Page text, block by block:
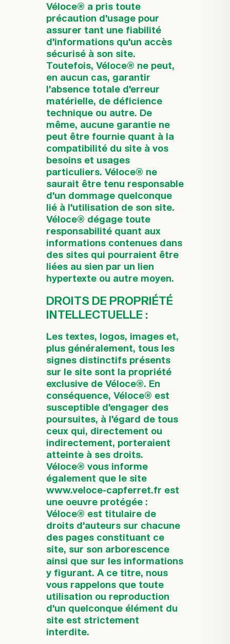
Véloce® a pris toute
précaution d'usage pour
assurer tant une fiabilité
d'informations qu'un accès
sécurisé à son site.
Toutefois, Véloce® ne peut,
en aucun cas, garantir
l'absence totale d'erreur
matérielle, de déficience
technique ou autre. De
même, aucune garantie ne
peut être fournie quant à la
compatibilité du site à vos
besoins et usages
particuliers. Véloce® ne
saurait être tenu responsable
d'un dommage quelconque
lié à l'utilisation de son site.
Véloce® dégage toute
responsabilité quant aux
informations contenues dans
des sites qui pourraient être
liées au sien par un lien
hypertexte ou autre moyen.
DROITS DE PROPRIÉTÉ
INTELLECTUELLE :
Les textes, logos, images et,
plus généralement, tous les
signes distinctifs présents
sur le site sont la propriété
exclusive de Véloce®. En
conséquence, Véloce® est
susceptible d'engager des
poursuites, à l'égard de tous
ceux qui, directement ou
indirectement, porteraient
atteinte à ses droits.
Véloce® vous informe
également que le site
www.veloce-capferret.fr est
une oeuvre protégée :
Véloce® est titulaire de
droits d'auteurs sur chacune
des pages constituant ce
site, sur son arborescence
ainsi que sur les informations
y figurant. A ce titre, nous
vous rappelons que toute
utilisation ou reproduction
d'un quelconque élément du
site est strictement
interdite.